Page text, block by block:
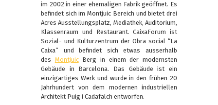
im 2002 in einer ehemaligen Fabrik geöffnet. Es
befindet sich im Montjuic Bereich und bietet drei
Acres Ausstellungsplatz, Mediathek, Auditorium,
Klassenraum und Restaurant. CaixaForum ist
Sozial- und Kulturzentrum der Obra social “La
Caixa” und befindet sich etwas ausserhalb
des MontjuicBerg in einem der modernsten
Gebäude in Barcelona. Das Gebäude ist ein
einzigartiges Werk und wurde in den frühen 20
Jahrhundert von dem modernen industriellen
Architekt Puig i Cadafalch entworfen.